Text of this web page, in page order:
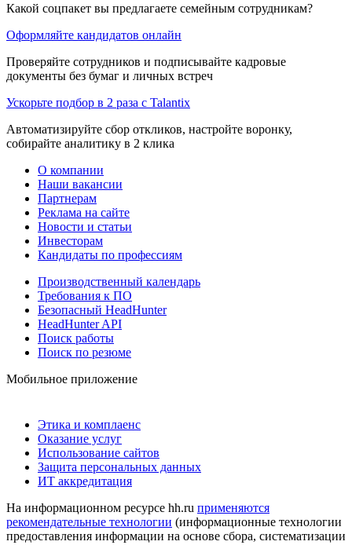
Какой соцпакет вы предлагаете семейным сотрудникам?
Оформляйте кандидатов онлайн
Проверяйте сотрудников и подписывайте кадровые
документы без бумаг и личных встреч
Ускорьте подбор в 2 раза с Talantix
Автоматизируйте сбор откликов, настройте воронку,
собирайте аналитику в 2 клика
О компании
Наши вакансии
Партнерам
Реклама на сайте
Новости и статьи
Инвесторам
Кандидаты по профессиям
Производственный календарь
Требования к ПО
Безопасный HeadHunter
HeadHunter API
Поиск работы
Поиск по резюме
Мобильное приложение
Этика и комплаенс
Оказание услуг
Использование сайтов
Защита персональных данных
ИТ аккредитация
На информационном ресурсе hh.ru применяются
рекомендательные технологии (информационные технологии
предоставления информации на основе сбора, систематизации